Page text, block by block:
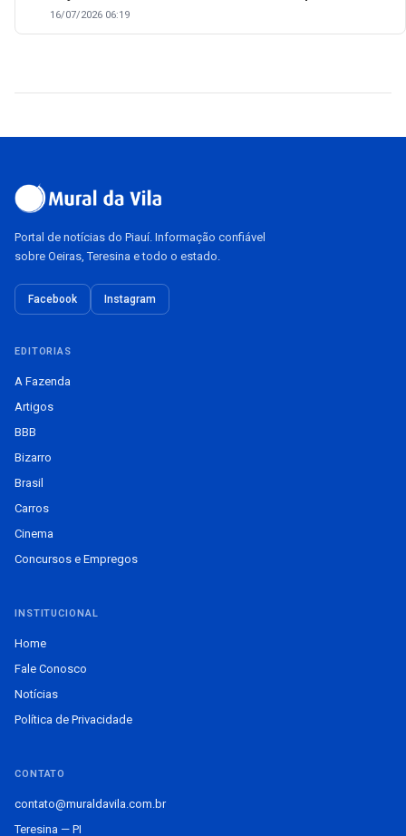
16/07/2026 06:19
Portal de notícias do Piauí. Informação confiável
sobre Oeiras, Teresina e todo o estado.
Facebook Instagram
EDITORIAS
A Fazenda
Artigos
BBB
Bizarro
Brasil
Carros
Cinema
Concursos e Empregos
INSTITUCIONAL
Home
Fale Conosco
Notícias
Política de Privacidade
CONTATO
contato@muraldavila.com.br
Teresina — PI